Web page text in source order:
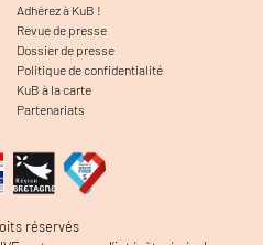
Adhérez à KuB !
Revue de presse
Dossier de presse
Politique de confidentialité
KuB à la carte
Partenariats
réservés